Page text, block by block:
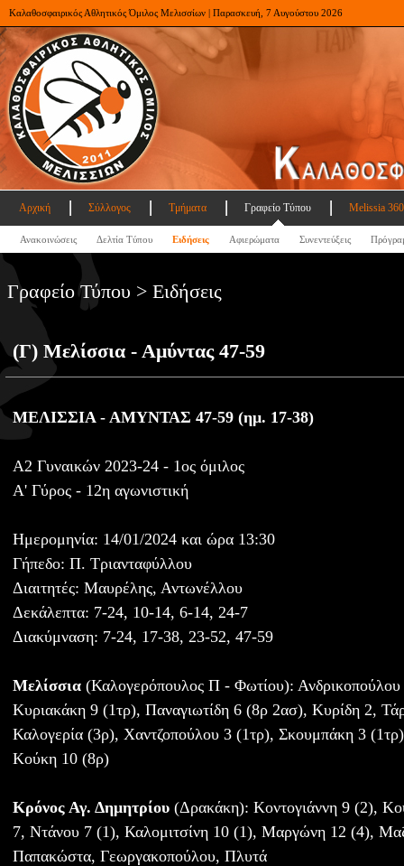
Καλαθοσφαιρικός Αθλητικός Όμιλος Μελισσίων | Παρασκευή, 7 Αυγούστου 2026
Αρχική Σύλλογος Τμήματα Γραφείο Τύπου Melissia
Ανακοινώσεις Δελτία Τύπου Ειδήσεις Αφιερώματα Συνεντεύξεις
Γραφείο Τύπου > Ειδήσεις
(Γ) Μελίσσια - Αμύντας 47-59
ΜΕΛΙΣΣΙΑ - ΑΜΥΝΤΑΣ 47-59 (ημ. 17-38)
Α2 Γυναικών 2023-24 - 1ος όμιλος
Α' Γύρος - 12η αγωνιστική
Ημερομηνία: 14/01/2024 και ώρα 13:30
Γήπεδο: Π. Τριανταφύλλου
Διαιτητές: Μαυρέλης, Αντωνέλλου
Δεκάλεπτα: 7-24, 10-14, 6-14, 24-7
Διακύμναση: 7-24, 17-38, 23-52, 47-59
Μελίσσια (Καλογερόπουλος Π - Φωτίου): Ανδρικοπούλου
Κυριακάκη 9 (1τρ), Παναγιωτίδη 6 (8ρ 2ασ), Κυρίδη 2,
Καλογερία (3ρ), Χαντζοπούλου 3 (1τρ), Σκουμπάκη 3
Κούκη 10 (8ρ)
Κρόνος Αγ. Δημητρίου (Δρακάκη): Κοντογιάννη 9 (2),
7, Ντάνου 7 (1), Καλομιτσίνη 10 (1), Μαργώνη 12 (4),
Παπακώστα, Γεωργακοπούλου, Πλυτά